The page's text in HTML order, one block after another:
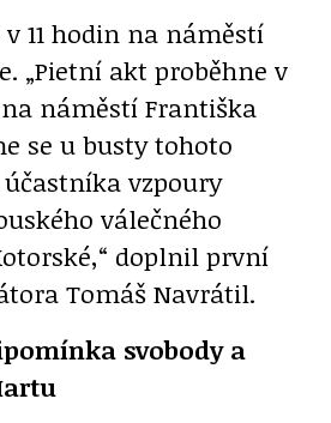
11 hodin na náměstí
„Pietní akt proběhne v
náměstí Františka
se u busty tohoto
vzpoury
válečného
doplnil první
Tomáš Navrátil.
svobody a